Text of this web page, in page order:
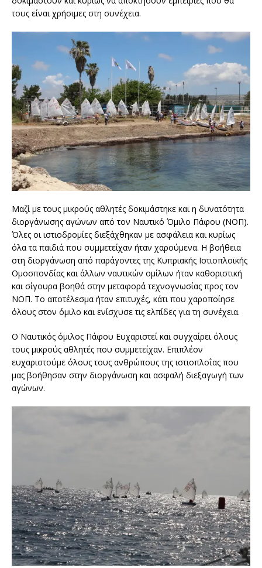
τους είναι χρήσιμες στη συνέχεια.
Μαζί με τους μικρούς αθλητές δοκιμάστηκε και η δυνατότητα
διοργάνωσης αγώνων από τον Ναυτικό Όμιλο Πάφου (ΝΟΠ).
Όλες οι ιστιοδρομίες διεξάχθηκαν με ασφάλεια και κυρίως
όλα τα παιδιά που συμμετείχαν ήταν χαρούμενα. Η βοήθεια
στη διοργάνωση από παράγοντες της Κυπριακής Ιστιοπλοϊκής
Ομοσπονδίας και άλλων ναυτικών ομίλων ήταν καθοριστική
και σίγουρα βοηθά στην μεταφορά τεχνογνωσίας προς τον
ΝΟΠ. Το αποτέλεσμα ήταν επιτυχές, κάτι που χαροποίησε
όλους στον όμιλο και ενίσχυσε τις ελπίδες για τη συνέχεια.
Ο Ναυτικός όμιλος Πάφου Ευχαριστεί και συγχαίρει όλους
τους μικρούς αθλητές που συμμετείχαν. Επιπλέον
ευχαριστούμε όλους τους ανθρώπους της ιστιοπλοΐας που
μας βοήθησαν στην διοργάνωση και ασφαλή διεξαγωγή των
αγώνων.